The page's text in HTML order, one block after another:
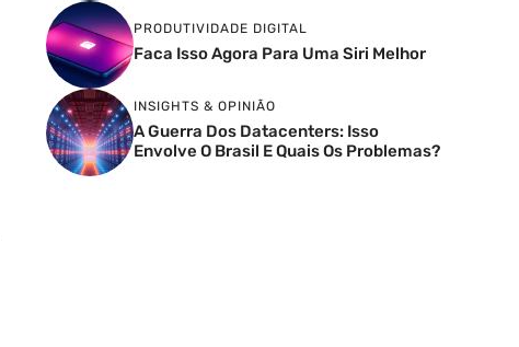
PRODUTIVIDADE DIGITAL
Faca Isso Agora Para Uma Siri Melhor
INSIGHTS & OPINIÃO
A Guerra Dos Datacenters: Isso
Envolve O Brasil E Quais Os Problemas?